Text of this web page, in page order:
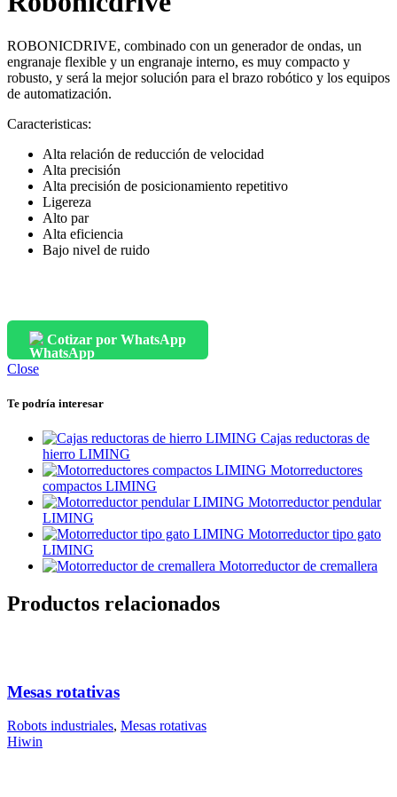
ROBONICDRIVE, combinado con un generador de ondas, un
engranaje flexible y un engranaje interno, es muy compacto y
robusto, y será la mejor solución para el brazo robótico y los equipos
de automatización.
Caracteristicas:
Alta relación de reducción de velocidad
Alta precisión
Alta precisión de posicionamiento repetitivo
Ligereza
Alto par
Alta eficiencia
Bajo nivel de ruido
Cotizar por WhatsApp
Close
Te podría interesar
Cajas reductoras de
hierro LIMING
Motorreductores
compactos LIMING
Motorreductor pendular
LIMING
Motorreductor tipo gato
LIMING
Motorreductor de cremallera
Productos relacionados
Mesas rotativas
Robots industriales, Mesas rotativas
Hiwin